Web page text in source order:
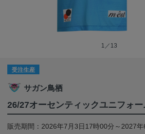
1／13
受注生産
サガン鳥栖
26/27オーセンティックユニフォ
販売期間：2026年7月3日17時00分～2027